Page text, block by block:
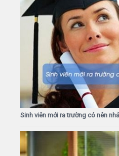
Sinh viên mới ra trường có nên